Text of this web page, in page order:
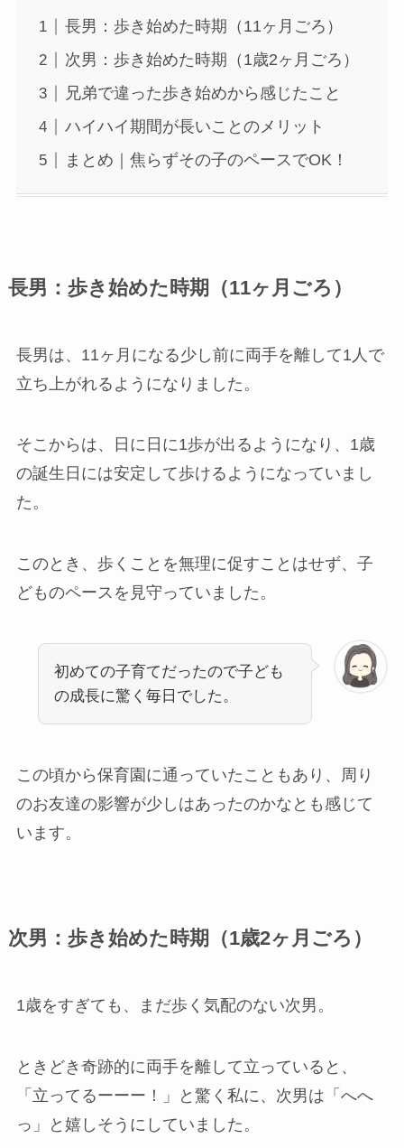
長男：歩き始めた時期（11ヶ月ごろ）
次男：歩き始めた時期（1歳2ヶ月ごろ）
兄弟で違った歩き始めから感じたこと
ハイハイ期間が長いことのメリット
まとめ｜焦らずその子のペースでOK！
長男：歩き始めた時期（11ヶ月ごろ）
長男は、11ヶ月になる少し前に両手を離して1人で
立ち上がれるようになりました。
そこからは、日に日に1歩が出るようになり、1歳
の誕生日には安定して歩けるようになっていまし
た。
このとき、歩くことを無理に促すことはせず、子
どものペースを見守っていました。
初めての子育てだったので子ども
の成長に驚く毎日でした。
この頃から保育園に通っていたこともあり、周り
のお友達の影響が少しはあったのかなとも感じて
います。
次男：歩き始めた時期（1歳2ヶ月ごろ）
1歳をすぎても、まだ歩く気配のない次男。
ときどき奇跡的に両手を離して立っていると、
「立ってるーーー！」と驚く私に、次男は「へへ
っ」と嬉しそうにしていました。